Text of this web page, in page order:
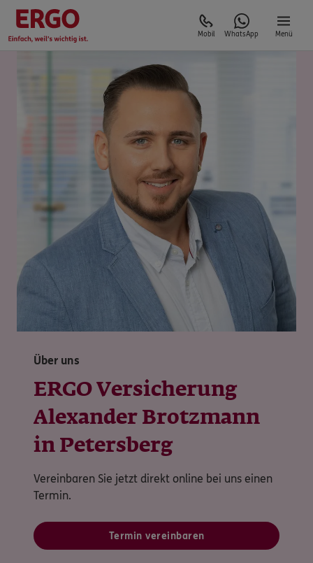
Mobil WhatsApp Menü
Über uns
ERGO Versicherung
Alexander Brotzmann
in Petersberg
Vereinbaren Sie jetzt direkt online bei uns einen
Termin.
Termin vereinbaren